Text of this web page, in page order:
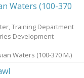
Waters (100-370
Training Department
Development
Waters (100-370 M.)